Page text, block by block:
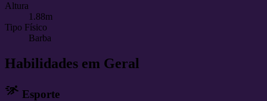
Altura
1.88m
Tipo Físico
Barba
Habilidades em Geral
sprint Esporte